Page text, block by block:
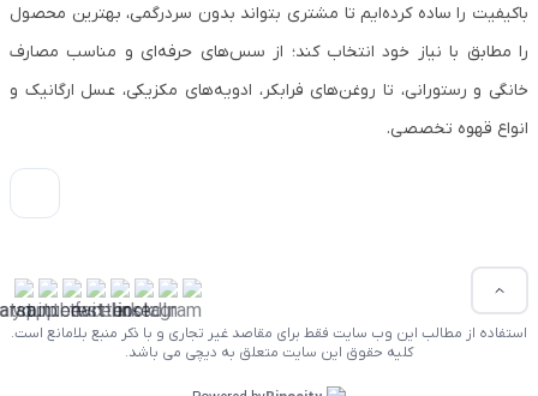
باکیفیت را ساده کرده‌ایم تا مشتری بتواند بدون سردرگمی، بهترین محصول
را مطابق با نیاز خود انتخاب کند؛ از سس‌های حرفه‌ای و مناسب مصارف
خانگی و رستورانی، تا روغن‌های فرابکر، ادویه‌های مکزیکی، عسل ارگانیک و
انواع قهوه تخصصی.
استفاده از مطالب این وب سایت فقط برای مقاصد غیر تجاری و با ذکر منبع بلامانع است.
کلیه حقوق این سایت متعلق به دیچی می باشد.